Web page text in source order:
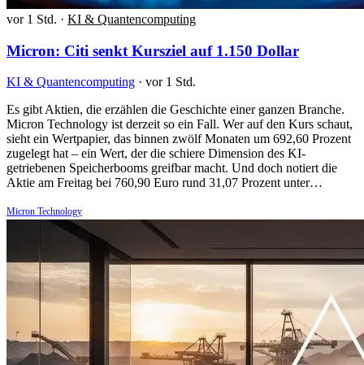
vor 1 Std. · KI & Quantencomputing
Micron: Citi senkt Kursziel auf 1.150 Dollar
KI & Quantencomputing · vor 1 Std.
Es gibt Aktien, die erzählen die Geschichte einer ganzen Branche.
Micron Technology ist derzeit so ein Fall. Wer auf den Kurs schaut,
sieht ein Wertpapier, das binnen zwölf Monaten um 692,60 Prozent
zugelegt hat – ein Wert, der die schiere Dimension des KI-
getriebenen Speicherbooms greifbar macht. Und doch notiert die
Aktie am Freitag bei 760,90 Euro rund 31,07 Prozent unter…
Micron Technology